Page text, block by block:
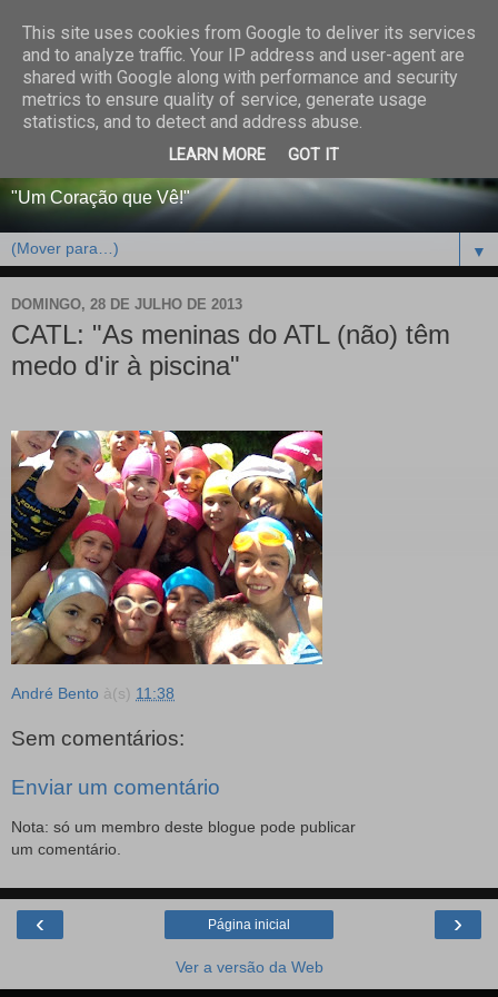
CENTRO PAROQUIAL E
SOCIAL DO SALVADOR
DE BEJA
"Um Coração que Vê!"
▼
DOMINGO, 28 DE JULHO DE 2013
CATL: "As meninas do ATL (não) têm
medo d'ir à piscina"
André Bento à(s) 11:38
Sem comentários:
Enviar um comentário
Nota: só um membro deste blogue pode publicar
um comentário.
‹ ›
Página inicial
Ver a versão da Web
This site uses cookies from Google to deliver its services
and to analyze traffic. Your IP address and user-agent are
shared with Google along with performance and security
metrics to ensure quality of service, generate usage
statistics, and to detect and address abuse.
LEARN MORE GOT IT